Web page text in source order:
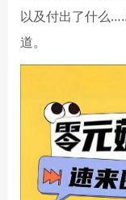
以及付出了什么
道。